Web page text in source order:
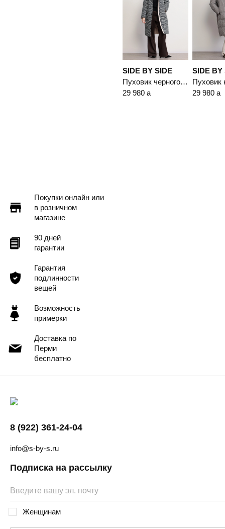
SIDE BY SIDE
Пуховик черного цвета с капюшоном
29 980 a
SIDE BY
29 980 a
Покупки онлайн или
в розничном
магазине
90 дней
гарантии
Гарантия
подлинности
вещей
Возможность
примерки
Доставка по
Перми
бесплатно
8 (922) 361-24-04
info@s-by-s.ru
Подписка на рассылку
Женщинам